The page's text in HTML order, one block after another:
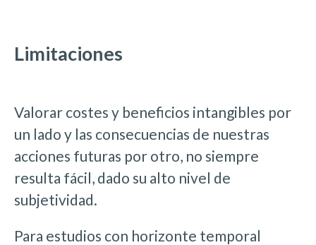
Limitaciones
Valorar costes y beneficios intangibles por
un lado y las consecuencias de nuestras
acciones futuras por otro, no siempre
resulta fácil, dado su alto nivel de
subjetividad.
Para estudios con horizonte temporal